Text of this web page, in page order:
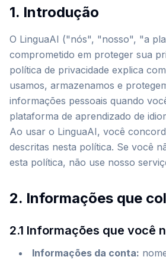
1. Introdução
O LinguaAI ("nós", "nosso", "a
comprometido em proteger sua
política de privacidade explica
usamos, armazenamos e
informações pessoais quando
plataforma de aprendizado de
Ao usar o LinguaAI, você
descritas nesta política. Se você
esta política, não use nosso
2. Informações que
2.1 Informações que você
Informações da conta: